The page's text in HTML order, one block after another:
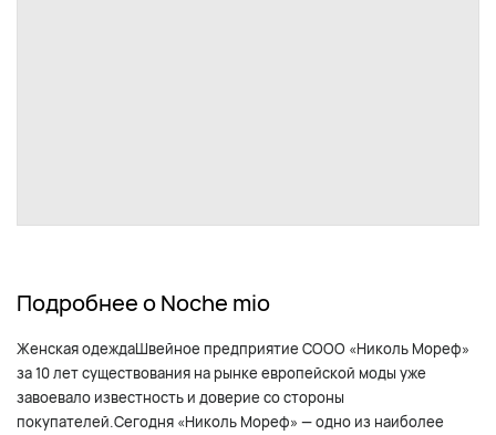
Подробнее о Noche mio
Женская одеждаШвейное предприятие СООО «Николь Мореф»
за 10 лет существования на рынке европейской моды уже
завоевало известность и доверие со стороны
покупателей.Сегодня «Николь Мореф» — одно из наиболее